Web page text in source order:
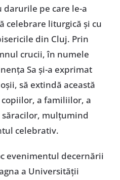
darurile pe care le-a
celebrare liturgică şi cu
din Cluj. Prin
crucii, în numele
Sa şi-a exprimat
să extindă această
a familiilor, a
mulţumind
celebrativ.
evenimentul decernării
a Universităţii